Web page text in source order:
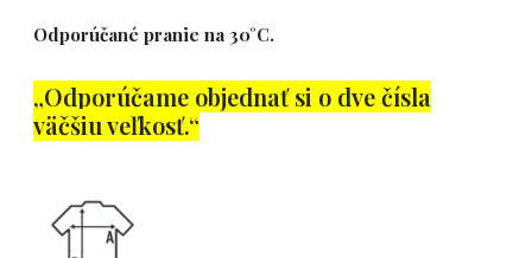
Odporúčané pranie na 30°C.
„Odporúčame objednať si o dve čísla
väčšiu veľkosť.“